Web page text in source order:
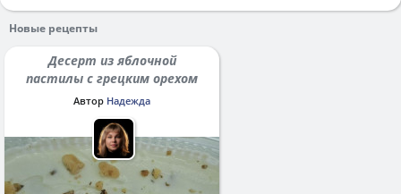
Новые рецепты
Десерт из яблочной
пастилы с грецким орехом
Автор Надежда